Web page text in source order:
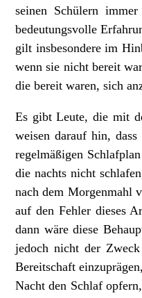
seinen Schülern
bedeutungsvolle
gilt insbesondere im
wenn sie nicht bereit
die bereit waren, sich
Es gibt Leute, die mit
weisen darauf hin,
regelmäßigen
die nachts nicht
nach dem Morgenmahl
auf den Fehler dieses
dann wäre diese
jedoch nicht der
Bereitschaft
Nacht den Schlaf